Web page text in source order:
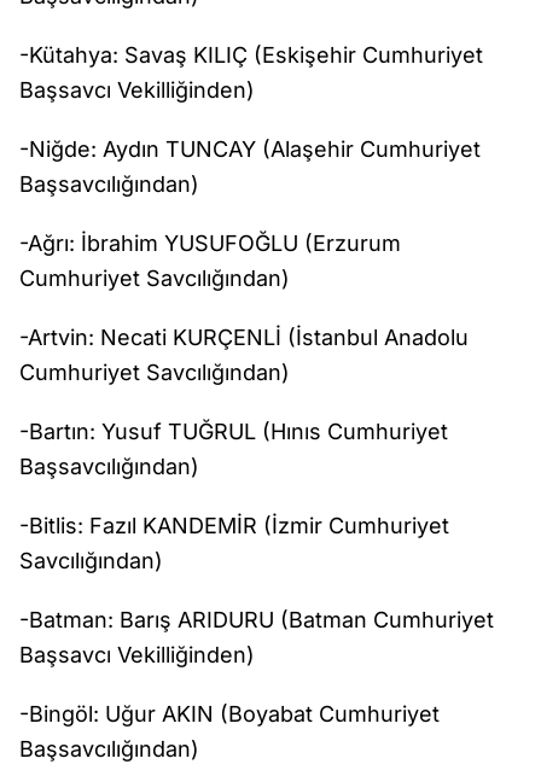
-Kütahya: Savaş KILIÇ (Eskişehir Cumhuriyet
Başsavcı Vekilliğinden)
-Niğde: Aydın TUNCAY (Alaşehir Cumhuriyet
Başsavcılığından)
-Ağrı: İbrahim YUSUFOĞLU (Erzurum
Cumhuriyet Savcılığından)
-Artvin: Necati KURÇENLİ (İstanbul Anadolu
Cumhuriyet Savcılığından)
-Bartın: Yusuf TUĞRUL (Hınıs Cumhuriyet
Başsavcılığından)
-Bitlis: Fazıl KANDEMİR (İzmir Cumhuriyet
Savcılığından)
-Batman: Barış ARIDURU (Batman Cumhuriyet
Başsavcı Vekilliğinden)
-Bingöl: Uğur AKIN (Boyabat Cumhuriyet
Başsavcılığından)